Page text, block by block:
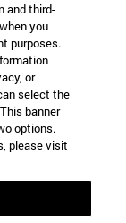
and third-
you
purposes.
or
select the
banner
options.
please visit